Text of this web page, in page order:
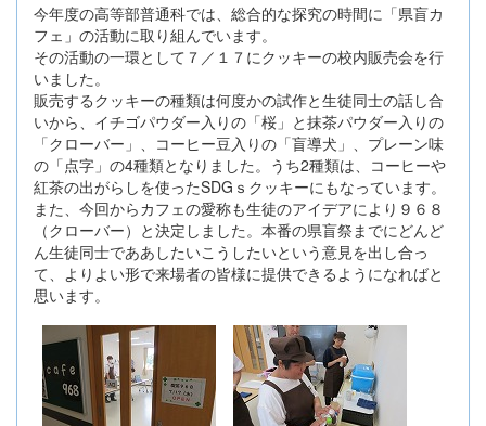
今年度の高等部普通科では、総合的な探究の時間に「県盲カ
フェ」の活動に取り組んでいます。
その活動の一環として７／１７にクッキーの校内販売会を行
いました。
販売するクッキーの種類は何度かの試作と生徒同士の話し合
いから、イチゴパウダー入りの「桜」と抹茶パウダー入りの
「クローバー」、コーヒー豆入りの「盲導犬」、プレーン味
の「点字」の4種類となりました。うち2種類は、コーヒーや
紅茶の出がらしを使ったSDGｓクッキーにもなっています。
また、今回からカフェの愛称も生徒のアイデアにより９６８
（クローバー）と決定しました。本番の県盲祭までにどんど
ん生徒同士でああしたいこうしたいという意見を出し合っ
て、よりよい形で来場者の皆様に提供できるようになればと
思います。